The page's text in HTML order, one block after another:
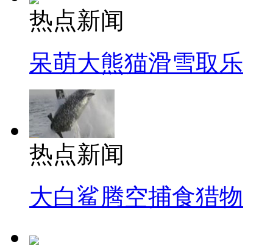
热点新闻
呆萌大熊猫滑雪取乐
热点新闻
大白鲨腾空捕食猎物